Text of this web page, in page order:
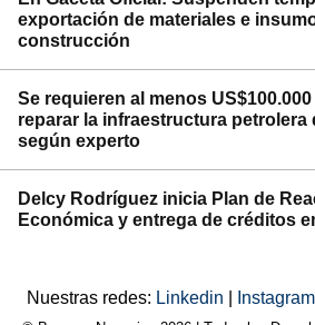
exportación de materiales e
construcción
Se requieren al menos
reparar la infraestructura petrolera
según experto
Delcy Rodríguez inicia Plan de
Económica y entrega de créditos
Nuestras redes: Linkedin Instagram